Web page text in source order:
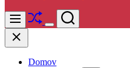
Menu Shuffle
Switch
Search
Close
Domov